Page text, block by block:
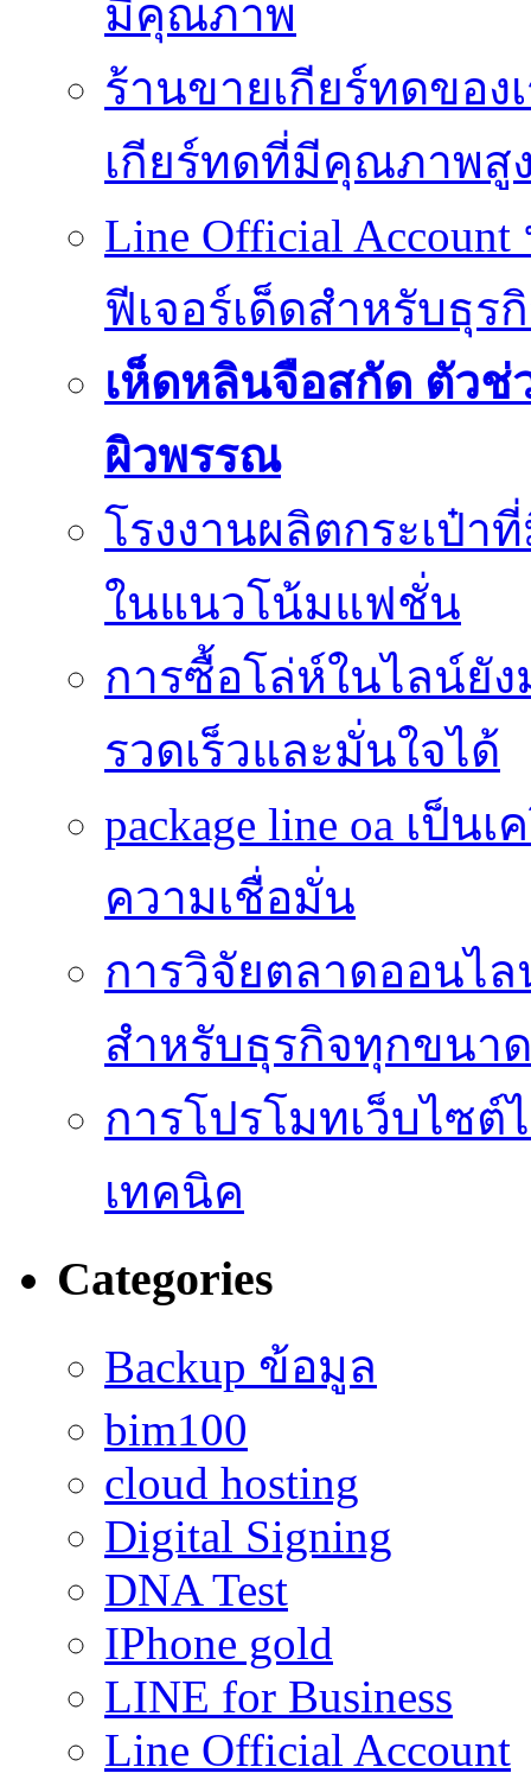
มีคุณภาพ
ร้านขายเกียร์ทดของ
เกียร์ทดที่มีคุณภาพสู
Line Official
ฟีเจอร์เด็ดสำหรับธุร
เห็ดหลินจือสกัด ตัว
ผิวพรรณ
โรงงานผลิตกระเป๋า
ในแนวโน้มแฟชั่น
การซื้อโล่ห์ในไลน์ยั
รวดเร็วและมั่นใจได้
package line oa เป็น
ความเชื่อมั่น
การวิจัยตลาดออนไ
สำหรับธุรกิจทุกขนาด
การโปรโมทเว็บไซต์
เทคนิค
Categories
Backup ข้อมูล
bim100
cloud hosting
Digital Signing
DNA Test
IPhone gold
LINE for Business
Line Official Account